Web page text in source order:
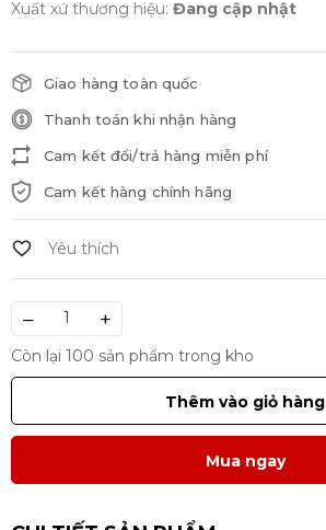
Xuất xứ thương hiệu: Đang cập nhật
Giao hàng toàn quốc
Thanh toán khi nhận hàng
Cam kết đổi/trả hàng miễn phí
Cam kết hàng chính hãng
– +
Còn lại 100 sản phẩm trong kho
Thêm vào giỏ hàng
Mua ngay